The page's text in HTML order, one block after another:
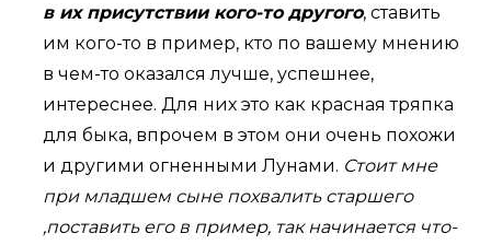
в их присутствии кого-то другого, ставить
им кого-то в пример, кто по вашему мнению
в чем-то оказался лучше, успешнее,
интереснее. Для них это как красная тряпка
для быка, впрочем в этом они очень похожи
и другими огненными Лунами. Стоит мне
при младшем сыне похвалить старшего
,поставить его в пример, так начинается что-